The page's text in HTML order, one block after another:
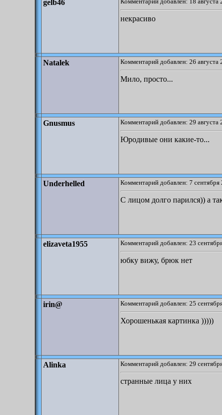
gelb46
некрасиво
Natalek Комментарий добавлен: 26 августа
Мило, просто...
Gnusmus Комментарий добавлен: 29 августа
Юродивые они какие-то...
Underhelled Комментарий добавлен: 7
С лицом долго парился)) а
elizaveta1955 Комментарий добавлен: 23
юбку вижу, брюк нет
irin@ Комментарий добавлен: 25
Хорошенькая картинка )))))
Alinka Комментарий добавлен: 29
странные лица у них